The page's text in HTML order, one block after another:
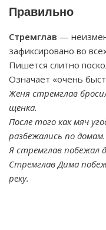
Правильно
Стремглав —
зафиксировано во
Пишется слитно
Означает «очень
Женя стремглав
щенка.
После того как мяч
разбежались по домам.
Я стремглав побежал
Стремглав Дима
реку.